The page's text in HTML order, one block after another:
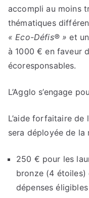
accompli au moins
thématiques
« Eco-Défis® » et
à 1000 € en faveur
écoresponsables.
L’Agglo s’engage
L’aide forfaitaire de
sera déployée de la
250 € pour les
bronze (4 étoiles)
dépenses